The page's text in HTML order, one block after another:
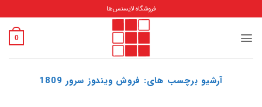
content
فروشگاه لایسنس‌ها
0
آرشیو برچسب های: فروش ویندوز سرور 1809